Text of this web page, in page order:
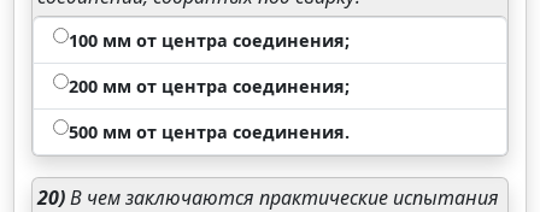
100 мм от центра соединения;
200 мм от центра соединения;
500 мм от центра соединения.
20)В чем заключаются практические испытания